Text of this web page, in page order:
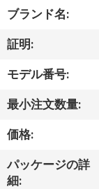
ク
ト
私
に
つ
ブランド名:
証明:
モデル番号:
最小注文数量:
価格:
パッケージの詳
細: